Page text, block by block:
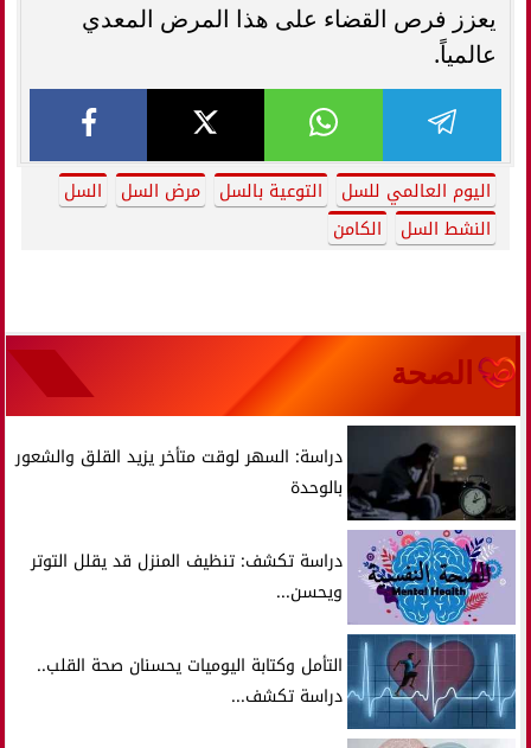
يعزز فرص القضاء على هذا المرض المعدي
عالمياً.
اليوم العالمي للسل التوعية بالسل مرض السل
السل
النشط السل
الكامن
الصحة
دراسة: السهر لوقت متأخر يزيد القلق والشعور
بالوحدة
دراسة تكشف: تنظيف المنزل قد يقلل التوتر
ويحسن...
التأمل وكتابة اليوميات يحسنان صحة القلب..
دراسة تكشف...